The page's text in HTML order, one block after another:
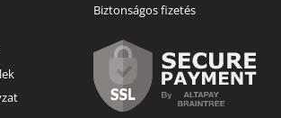
Biztonságos fizetés